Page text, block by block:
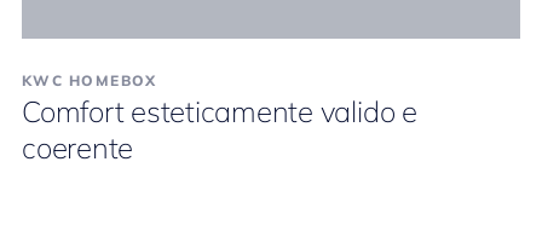
KWC HOMEBOX
Comfort esteticamente valido e
coerente